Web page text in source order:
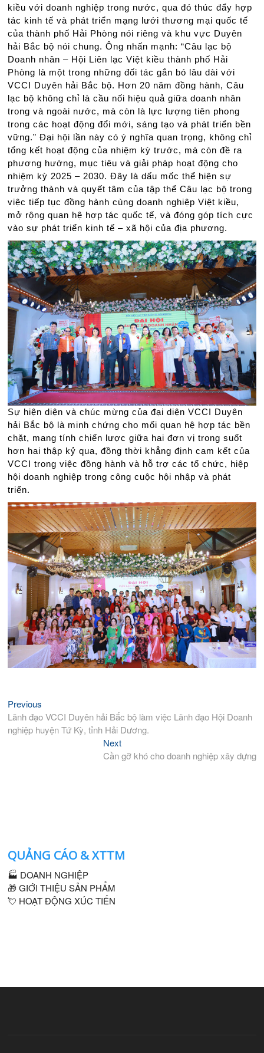
kiều với doanh nghiệp trong nước, qua đó thúc đẩy hợp
tác kinh tế và phát triển mạng lưới thương mại quốc tế
của thành phố Hải Phòng nói riêng và khu vực Duyên
hải Bắc bộ nói chung. Ông nhấn mạnh: “Câu lạc bộ
Doanh nhân – Hội Liên lạc Việt kiều thành phố Hải
Phòng là một trong những đối tác gắn bó lâu dài với
VCCI Duyên hải Bắc bộ. Hơn 20 năm đồng hành, Câu
lạc bộ không chỉ là cầu nối hiệu quả giữa doanh nhân
trong và ngoài nước, mà còn là lực lượng tiên phong
trong các hoạt động đổi mới, sáng tạo và phát triển bền
vững.” Đại hội lần này có ý nghĩa quan trọng, không chỉ
tổng kết hoạt động của nhiệm kỳ trước, mà còn đề ra
phương hướng, mục tiêu và giải pháp hoạt động cho
nhiệm kỳ 2025 – 2030. Đây là dấu mốc thể hiện sự
trưởng thành và quyết tâm của tập thể Câu lạc bộ trong
việc tiếp tục đồng hành cùng doanh nghiệp Việt kiều,
mở rộng quan hệ hợp tác quốc tế, và đóng góp tích cực
vào sự phát triển kinh tế – xã hội của địa phương.
Sự hiện diện và chúc mừng của đại diện VCCI Duyên
hải Bắc bộ là minh chứng cho mối quan hệ hợp tác bền
chặt, mang tính chiến lược giữa hai đơn vị trong suốt
hơn hai thập kỷ qua, đồng thời khẳng định cam kết của
VCCI trong việc đồng hành và hỗ trợ các tổ chức, hiệp
hội doanh nghiệp trong công cuộc hội nhập và phát
triển.
Điều
hướng
bài
Previous
post:
Lãnh đạo VCCI Duyên hải Bắc bộ làm việc Lãnh đạo Hội Doanh
nghiệp huyện Tứ Kỳ, tỉnh Hải Dương.
NextNext
post:
Cần gỡ khó cho doanh nghiệp xây dựng
QUẢNG CÁO & XTTM
🏭 DOANH NGHIỆP
🎁 GIỚI THIỆU SẢN PHẨM
💘 HOẠT ĐỘNG XÚC TIẾN